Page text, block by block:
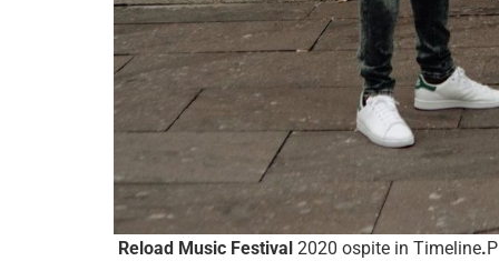
Reload Music Festival 2020 ospite in Timeline.